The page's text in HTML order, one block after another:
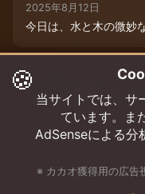
2025年8月12日
今日は、水と木の微妙
2025年8月12日
今日は、情熱的な炎
🍪
当サイトでは、サ
ています。ま
AdSenseによる分
※ カカオ獲得用の広告